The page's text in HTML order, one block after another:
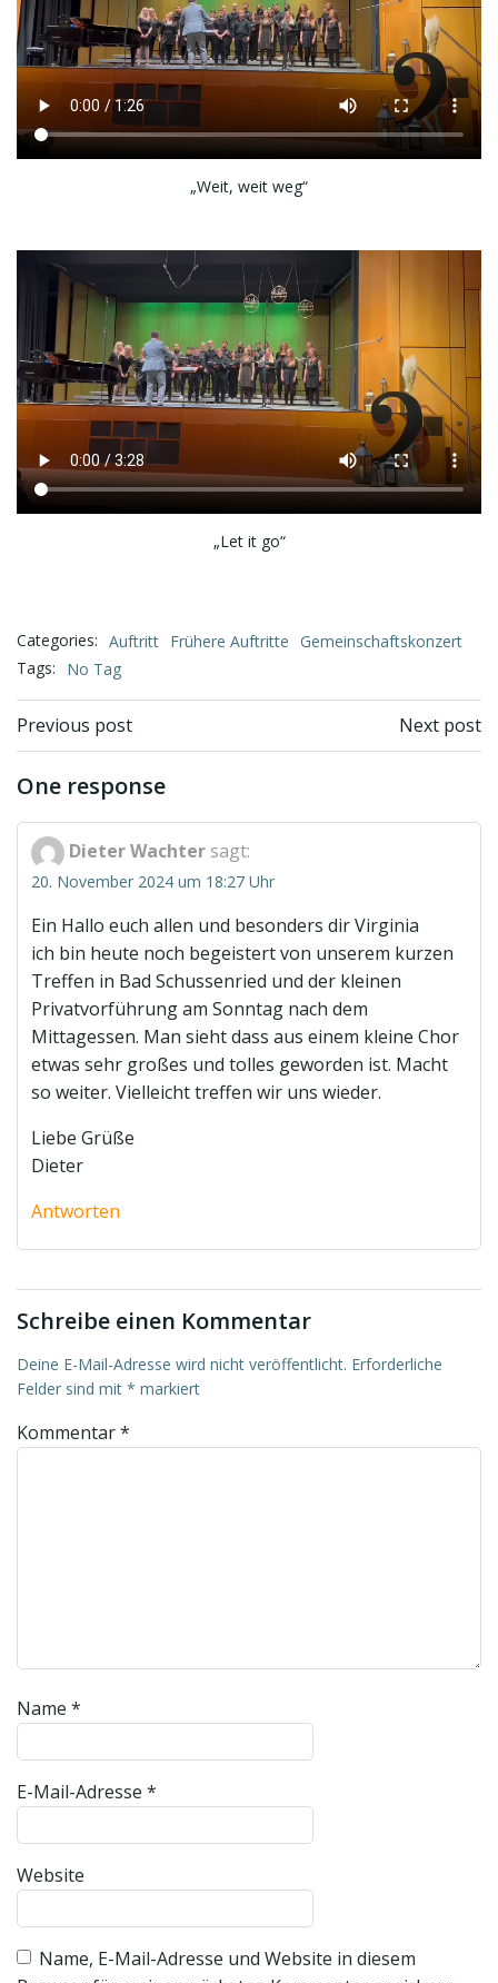
„Weit, weit weg“
„Let it go“
Categories: Auftritt Frühere Auftritte Gemeinschaftskonzert
Tags:
No Tag
Beitragsnavigation
Previous post Next post
One response
Dieter Wachter sagt:
20. November 2024 um 18:27 Uhr
Ein Hallo euch allen und besonders dir Virginia
ich bin heute noch begeistert von unserem kurzen
Treffen in Bad Schussenried und der kleinen
Privatvorführung am Sonntag nach dem
Mittagessen. Man sieht dass aus einem kleine Chor
etwas sehr großes und tolles geworden ist. Macht
so weiter. Vielleicht treffen wir uns wieder.
Liebe Grüße
Dieter
Antworten
Schreibe einen Kommentar
Deine E-Mail-Adresse wird nicht veröffentlicht. Erforderliche
Felder sind mit * markiert
Kommentar*
Name *
E-Mail-Adresse *
Website
Name, E-Mail-Adresse und Website in diesem